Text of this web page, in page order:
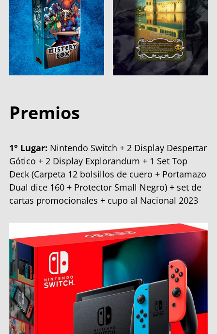
Premios
1° Lugar: Nintendo Switch + 2 Display Despertar
Gótico + 2 Display Explorandum + 1 Set Top
Deck (Carpeta 12 bolsillos de cuero + Portamazo
Dual dice 160 + Protector Small Negro) + set de
cartas promocionales + cupo al Nacional 2023